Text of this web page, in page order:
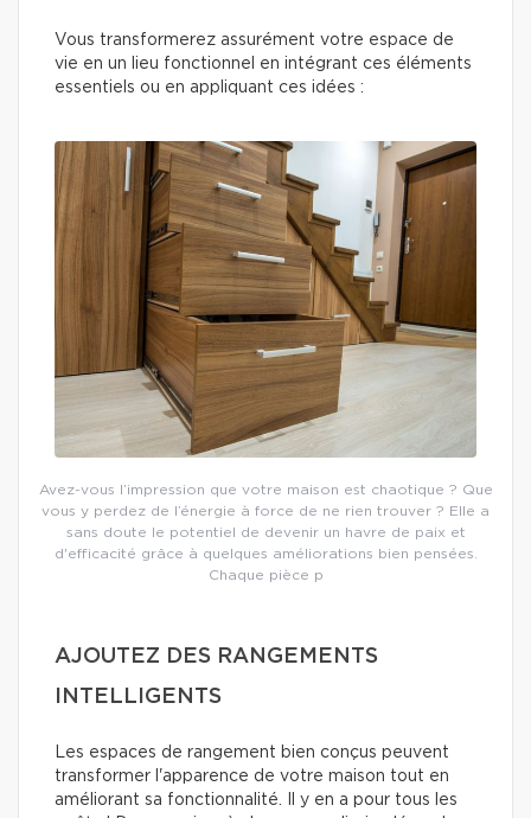
Vous transformerez assurément votre espace de
vie en un lieu fonctionnel en intégrant ces éléments
essentiels ou en appliquant ces idées :
Avez-vous l’impression que votre maison est chaotique ? Que
vous y perdez de l’énergie à force de ne rien trouver ? Elle a
sans doute le potentiel de devenir un havre de paix et
d'efficacité grâce à quelques améliorations bien pensées.
Chaque pièce p
AJOUTEZ DES RANGEMENTS
INTELLIGENTS
Les espaces de rangement bien conçus peuvent
transformer l'apparence de votre maison tout en
améliorant sa fonctionnalité. Il y en a pour tous les